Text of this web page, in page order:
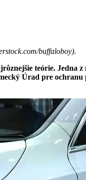
buffaloboy).
teórie.
Úrad pre